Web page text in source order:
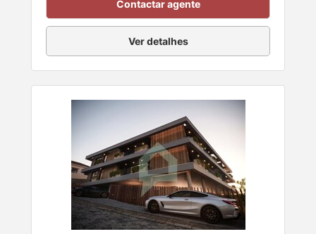
Contactar agente
Ver detalhes